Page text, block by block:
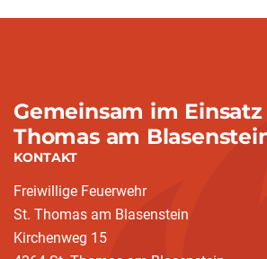
Gemeinsam im
Thomas am
KONTAKT
Freiwillige Feuerwehr
St. Thomas am Blasenstein
Kirchenweg 15